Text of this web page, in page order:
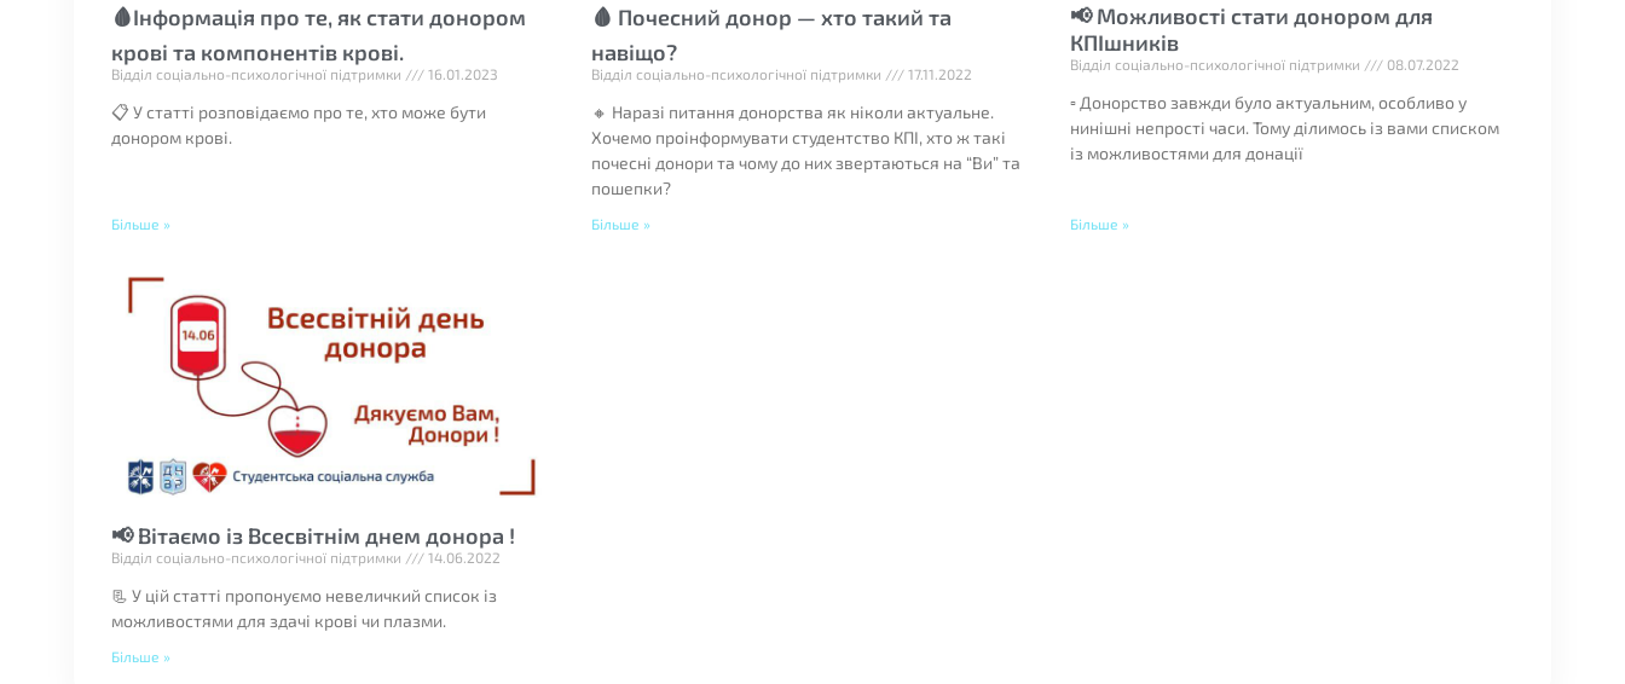
🩸Інформація про те, як стати донором
крові та компонентів крові.
Відділ соціально-психологічної підтримки 16.01.2023
📋 У статті розповідаємо про те, хто може бути
донором крові.
Більше »
🩸 Почесний донор — хто такий та
навіщо?
Відділ соціально-психологічної підтримки 17.11.2022
🔸 Наразі питання донорства як ніколи актуальне.
Хочемо проінформувати студентство КПІ, хто ж такі
почесні донори та чому до них звертаються на “Ви” та
пошепки?
Більше »
📢 Можливості стати донором для
КПІшників
Відділ соціально-психологічної підтримки 08.07.2022
▫️ Донорство завжди було актуальним, особливо у
нинішні непрості часи. Тому ділимось із вами списком
із можливостями для донації
Більше »
📢 Вітаємо із Всесвітнім днем донора !
Відділ соціально-психологічної підтримки 14.06.2022
📃 У цій статті пропонуємо невеличкий список із
можливостями для здачі крові чи плазми.
Більше »